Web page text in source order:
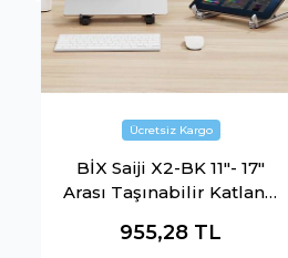
BİX Saiji X2-BK 11"- 17"
Arası Taşınabilir Katlanır
Soğutucu Stand Siyah
955,28 TL